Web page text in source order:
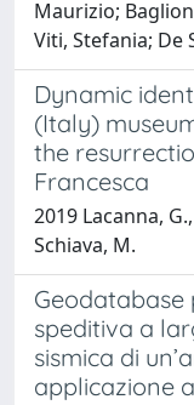
Maurizio;
Viti, Stefania; De
Dynamic
(Italy)
the
Francesca
2019 Lacanna,
Schiava, M.
speditiva a
sismica di
applicazione